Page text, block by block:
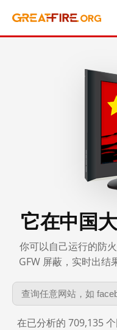
它在中国
你可以自己运行的防
GFW 屏蔽，实时出结
在已分析的 709,135